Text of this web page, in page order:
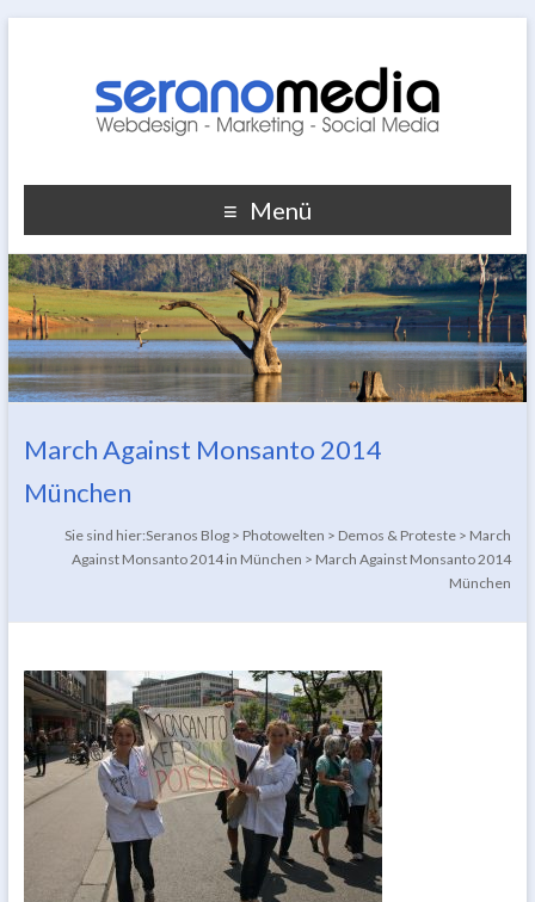
Menü
March Against Monsanto 2014
München
Sie sind hier:Seranos Blog > Photowelten > Demos & Proteste > March
Against Monsanto 2014 in München > March Against Monsanto 2014
München